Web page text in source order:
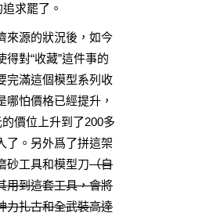
求罷了。
來源的狀況後，如今
對“收藏”這件事的
完滿這個模型系列收
怕價格已經提升，
價位上升到了200多
了。另外爲了拼這架
砂工具和模型刀（自
用到這套工具，會將
力扎古和全武裝高達